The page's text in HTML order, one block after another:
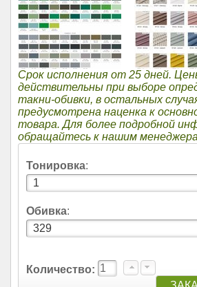
Срок исполнения от 25 дней.
действительны при выборе
такни-обивки, в остальных
предусмотрена наценка к
товара. Для более подробной
обращайтесь к нашим
Тонировка:
Обивка:
Количество: